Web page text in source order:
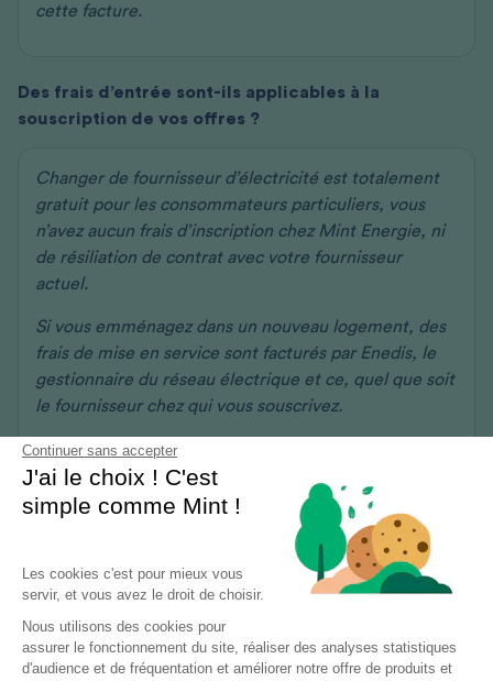
Continuer sans accepter
J'ai le choix ! C'est
simple comme Mint !
Les cookies c'est pour mieux vous
servir, et vous avez le droit de choisir.
Nous utilisons des cookies pour
assurer le fonctionnement du site, réaliser des analyses statistiques
d'audience et de fréquentation et améliorer notre offre de produits et
cette facture.
Des frais d’entrée sont-ils applicables à la
souscription de vos offres ?
Changer de fournisseur d’électricité est totalement
gratuit pour les consommateurs particuliers, vous
n’avez aucun frais d’inscription chez Mint Energie, ni
de résiliation de contrat avec votre fournisseur
actuel.
Si vous emménagez dans un nouveau logement, des
frais de mise en service sont facturés par Enedis, le
gestionnaire du réseau électrique et ce, quel que soit
le fournisseur chez qui vous souscrivez.